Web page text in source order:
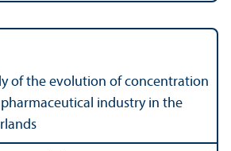
of the evolution of concentration
industry in the